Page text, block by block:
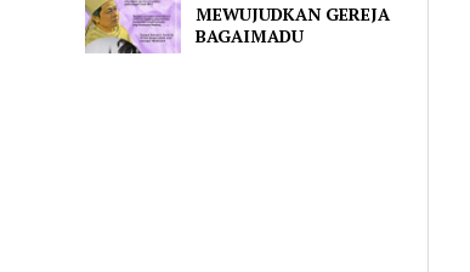
MEWUJUDKAN GEREJA
BAGAIMADU